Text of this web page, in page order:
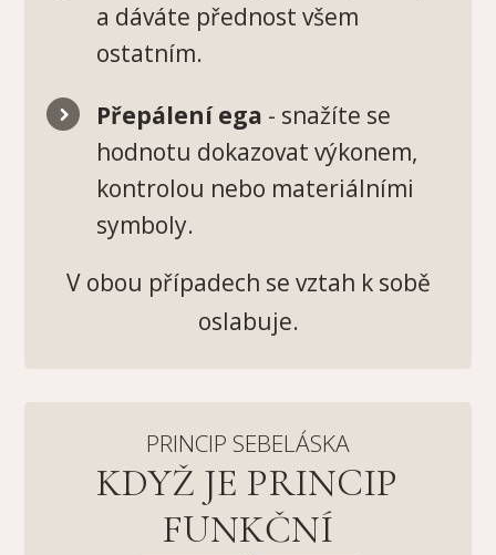
a dáváte přednost všem
ostatním.
Přepálení ega - snažíte se
hodnotu dokazovat výkonem,
kontrolou nebo materiálními
symboly.
V obou případech se vztah k sobě
oslabuje.
PRINCIP SEBELÁSKA
KDYŽ JE PRINCIP
FUNKČNÍ